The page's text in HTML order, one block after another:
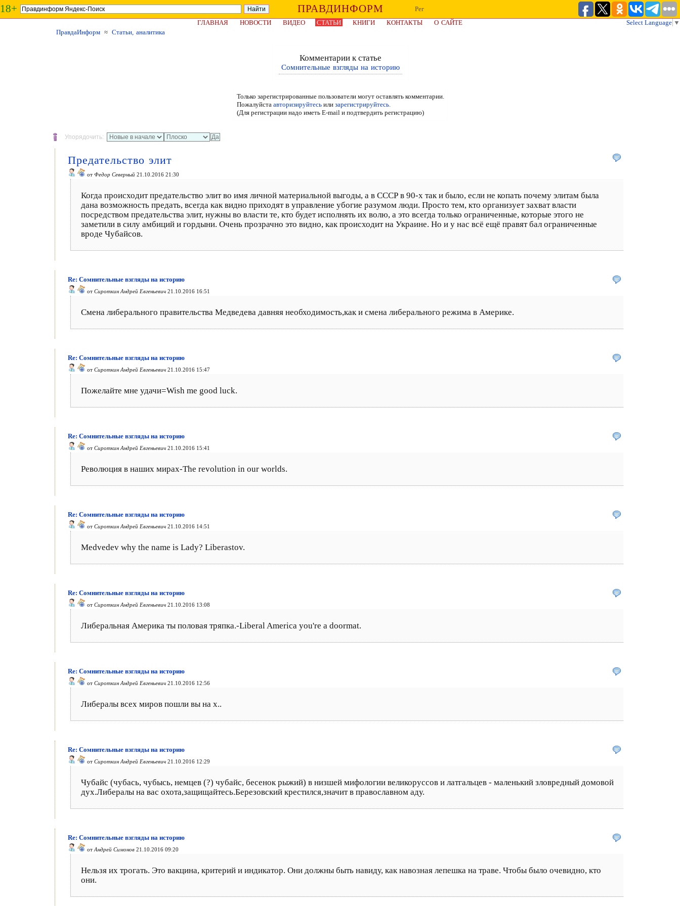
18+ ПРАВДИНФОРМ
Рег
ГЛАВНАЯ
НОВОСТИ ВИДЕО СТАТЬИ КНИГИ КОНТАКТЫ О САЙТЕ Select Language ▼
ПравдаИнформ ≈ Статьи, аналитика
Комментарии к статье
Сомнительные взгляды на историю
Только зарегистрированные пользователи могут оставлять комментарии.
Пожалуйста авторизируйтесьили зарегистрируйтесь.
(Для регистрации надо иметь E-mail и подтвердить регистрацию)
Упорядочить:
Предательство элит
от Федор Северный 21.10.2016 21:30
Когда происходит предательство элит во имя личной материальной выгоды, а в СССР в 90-х так и было, если не копать почему элитам была
дана возможность предать, всегда как видно приходят в управление убогие разумом люди. Просто тем, кто организует захват власти
посредством предательства элит, нужны во власти те, кто будет исполнять их волю, а это всегда только ограниченные, которые этого не
заметили в силу амбиций и гордыни. Очень прозрачно это видно, как происходит на Украине. Но и у нас всё ещё правят бал ограниченные
вроде Чубайсов.
Re: Сомнительные взгляды на историю
от Сироткин Андрей Евгеньевич 21.10.2016 16:51
Смена либерального правительства Медведева давняя необходимость,как и смена либерального режима в Америке.
Re: Сомнительные взгляды на историю
от Сироткин Андрей Евгеньевич 21.10.2016 15:47
Пожелайте мне удачи=Wish me good luck.
Re: Сомнительные взгляды на историю
от Сироткин Андрей Евгеньевич 21.10.2016 15:41
Революция в наших мирах-The revolution in our worlds.
Re: Сомнительные взгляды на историю
от Сироткин Андрей Евгеньевич 21.10.2016 14:51
Medvedev why the name is Lady? Liberastov.
Re: Сомнительные взгляды на историю
от Сироткин Андрей Евгеньевич 21.10.2016 13:08
Либеральная Америка ты половая тряпка.-Liberal America you're a doormat.
Re: Сомнительные взгляды на историю
от Сироткин Андрей Евгеньевич 21.10.2016 12:56
Либералы всех миров пошли вы на х..
Re: Сомнительные взгляды на историю
от Сироткин Андрей Евгеньевич 21.10.2016 12:29
Чубайс (чубась, чубысь, немцев (?) чубайс, бесенок рыжий) в низшей мифологии великоруссов и латгальцев - маленький зловредный домовой
дух.Либералы на вас охота,защищайтесь.Березовский крестился,значит в православном аду.
Re: Сомнительные взгляды на историю
от Андрей Симонов 21.10.2016 09:20
Нельзя их трогать. Это вакцина, критерий и индикатор. Они должны быть навиду, как навозная лепешка на траве. Чтобы было очевидно, кто
они.